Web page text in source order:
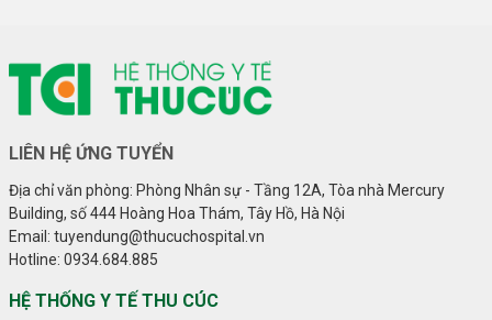
LIÊN HỆ ỨNG TUYỂN
Địa chỉ văn phòng: Phòng Nhân sự - Tầng 12A, Tòa nhà Mercury
Building, số 444 Hoàng Hoa Thám, Tây Hồ, Hà Nội
Email: tuyendung@thucuchospital.vn
Hotline: 0934.684.885
HỆ THỐNG Y TẾ THU CÚC